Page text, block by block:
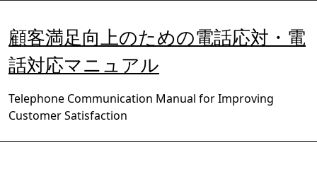
を
ス
キ
ッ
プ
顧客満足向上のための電話応対・電
話対応マニュアル
Telephone Communication Manual for Improving
Customer Satisfaction